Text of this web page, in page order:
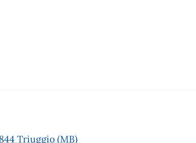
Triuggio (MB)